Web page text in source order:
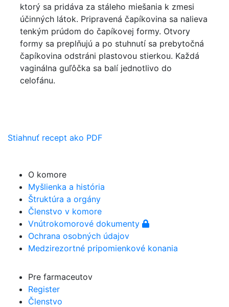
ktorý sa pridáva za stáleho miešania k zmesi
účinných látok. Pripravená čapíkovina sa nalieva
tenkým prúdom do čapíkovej formy. Otvory
formy sa preplňujú a po stuhnutí sa prebytočná
čapíkovina odstráni plastovou stierkou. Každá
vaginálna guľôčka sa balí jednotlivo do
celofánu.
Stiahnuť recept ako PDF
O komore
Myšlienka a história
Štruktúra a orgány
Členstvo v komore
Vnútrokomorové dokumenty
Ochrana osobných údajov
Medzirezortné pripomienkové konania
Pre farmaceutov
Register
Členstvo